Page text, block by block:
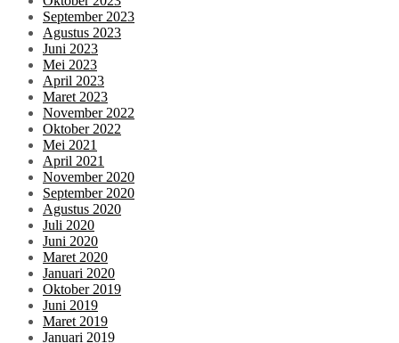
September 2023
Agustus 2023
Juni 2023
Mei 2023
April 2023
Maret 2023
November 2022
Oktober 2022
Mei 2021
April 2021
November 2020
September 2020
Agustus 2020
Juli 2020
Juni 2020
Maret 2020
Januari 2020
Oktober 2019
Juni 2019
Maret 2019
Januari 2019